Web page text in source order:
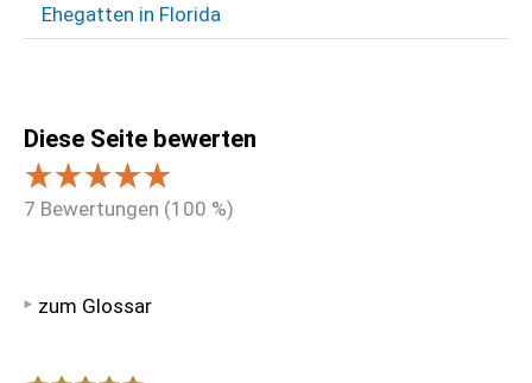
Ehegatten in Florida
Diese Seite bewerten
7 Bewertungen (100 %)
zum Glossar